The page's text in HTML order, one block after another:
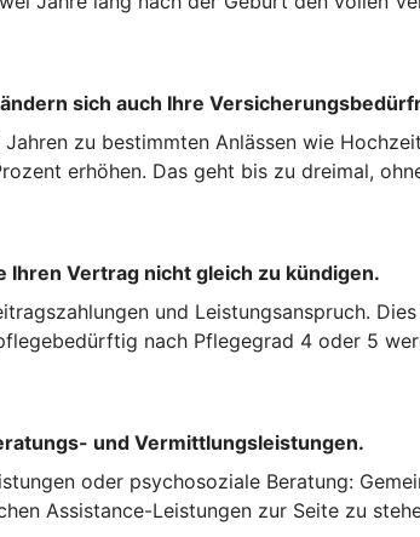
sich auch Ihre
zu bestimmten Anlässen wie
erhöhen. Das geht bis zu dreimal,
Ihren Vertrag nicht gleich zu kündigen.
und Leistungsanspruch.
nach Pflegegrad 4 oder 5
und Vermittlungsleistungen.
oder psychosoziale Beratung:
Assistance-Leistungen zur Seite zu